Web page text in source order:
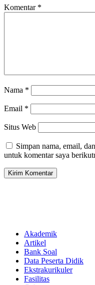
Komentar *
Nama *
Email *
Situs Web
Simpan nama, email,
untuk komentar saya
Akademik
Artikel
Bank Soal
Data Peserta Didik
Ekstrakurikuler
Fasilitas